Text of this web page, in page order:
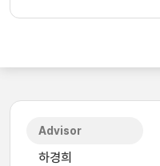
Advisor
하경희